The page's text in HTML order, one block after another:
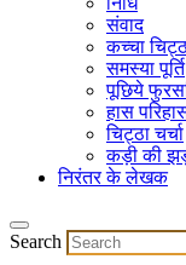
संवाद
कच्चा
समस्या पूर्ति
पूछिये
हास
चिट्ठा चर्चा
कड़ी की
निरंतर के लेखक
Search